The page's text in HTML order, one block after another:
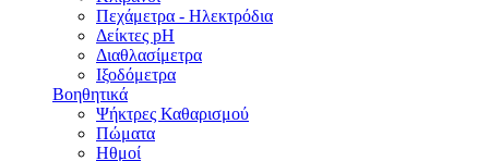
Πεχάμετρα - Ηλεκτρόδια
Δείκτες pH
Διαθλασίμετρα
Ιξοδόμετρα
Βοηθητικά
Ψήκτρες Καθαρισμού
Πώματα
Ηθμοί